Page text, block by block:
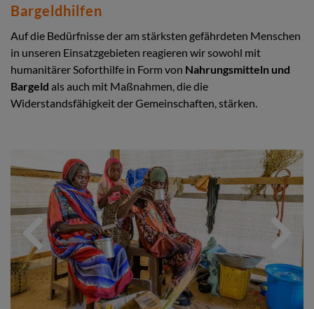
Bargeldhilfen
Auf die Bedürfnisse der am stärksten gefährdeten Menschen
in unseren Einsatzgebieten reagieren wir sowohl mit
humanitärer Soforthilfe in Form von Nahrungsmitteln und
Bargeld als auch mit Maßnahmen, die die
Widerstandsfähigkeit der Gemeinschaften, stärken.
Previous Next